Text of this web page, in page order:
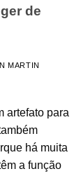
de
MARTIN
artefato para
há muita
a função